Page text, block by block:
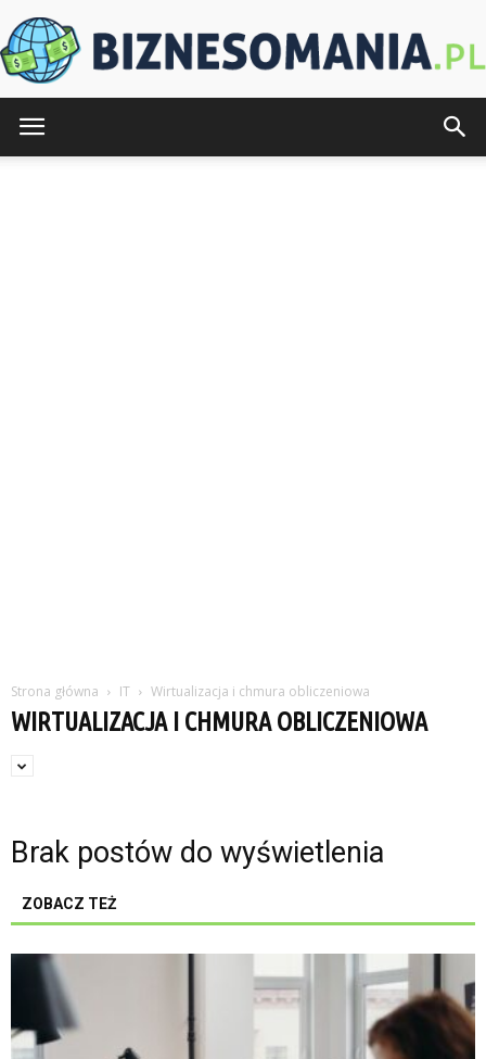
Strona główna IT Wirtualizacja i chmura obliczeniowa
WIRTUALIZACJA I CHMURA OBLICZENIOWA
Brak postów do wyświetlenia
ZOBACZ TEŻ